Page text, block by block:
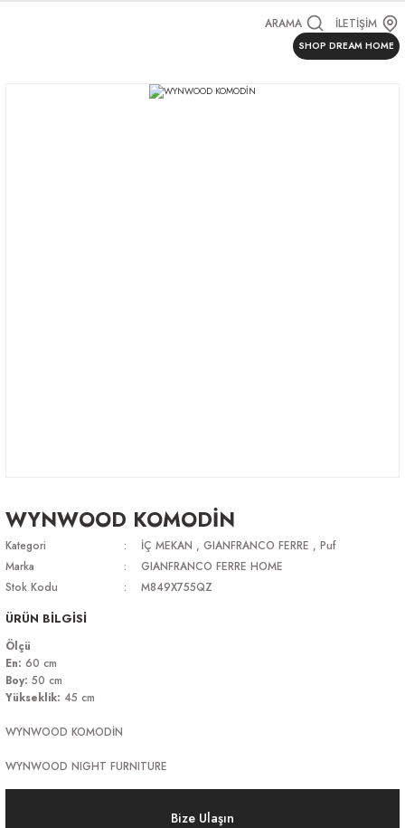
ARAMA İLETİŞİM
SHOP DREAM HOME
WYNWOOD KOMODİN
Kategori İÇ MEKAN , GIANFRANCO FERRE , Puf
Marka
GIANFRANCO FERRE HOME
Stok Kodu
M849X755QZ
ÜRÜN BİLGİSİ
Ölçü
En: 60 cm
Boy: 50 cm
Yükseklik: 45 cm
WYNWOOD KOMODİN
WYNWOOD NIGHT FURNITURE
Bize Ulaşın